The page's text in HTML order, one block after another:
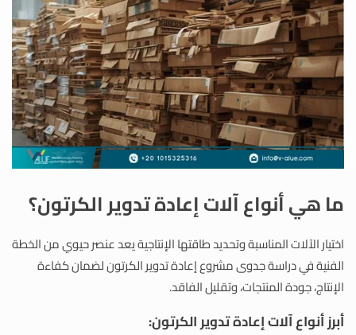
ما هي أنواع آلات إعادة تدوير الكرتون؟
اختيار الآلات المناسبة وتحديد طاقتها الإنتاجية يعد عنصر حيوي من الخطة
الفنية في دراسة جدوى مشروع إعادة تدوير الكرتون لضمان كفاءة
الإنتاج، جودة المنتجات، وتقليل الفاقد.
أبرز أنواع آلات إعادة تدوير الكرتون: